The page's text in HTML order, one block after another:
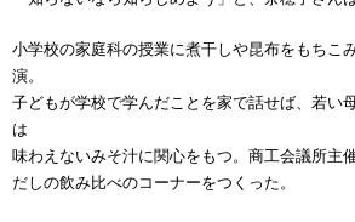
小学校の家庭科の授業に煮干しや昆布をもちこ
演。
子どもが学校で学んだことを家で話せば、若い
は
味わえないみそ汁に関心をもつ。商工会議所主
だしの飲み比べのコーナーをつくった。